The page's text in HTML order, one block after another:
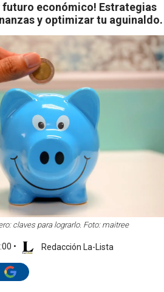
s
q
u
e
d
a
futuro económico! Estrategias
y optimizar tu aguinaldo.
claves para lograrlo. Foto: maitree
• Redacción La-Lista